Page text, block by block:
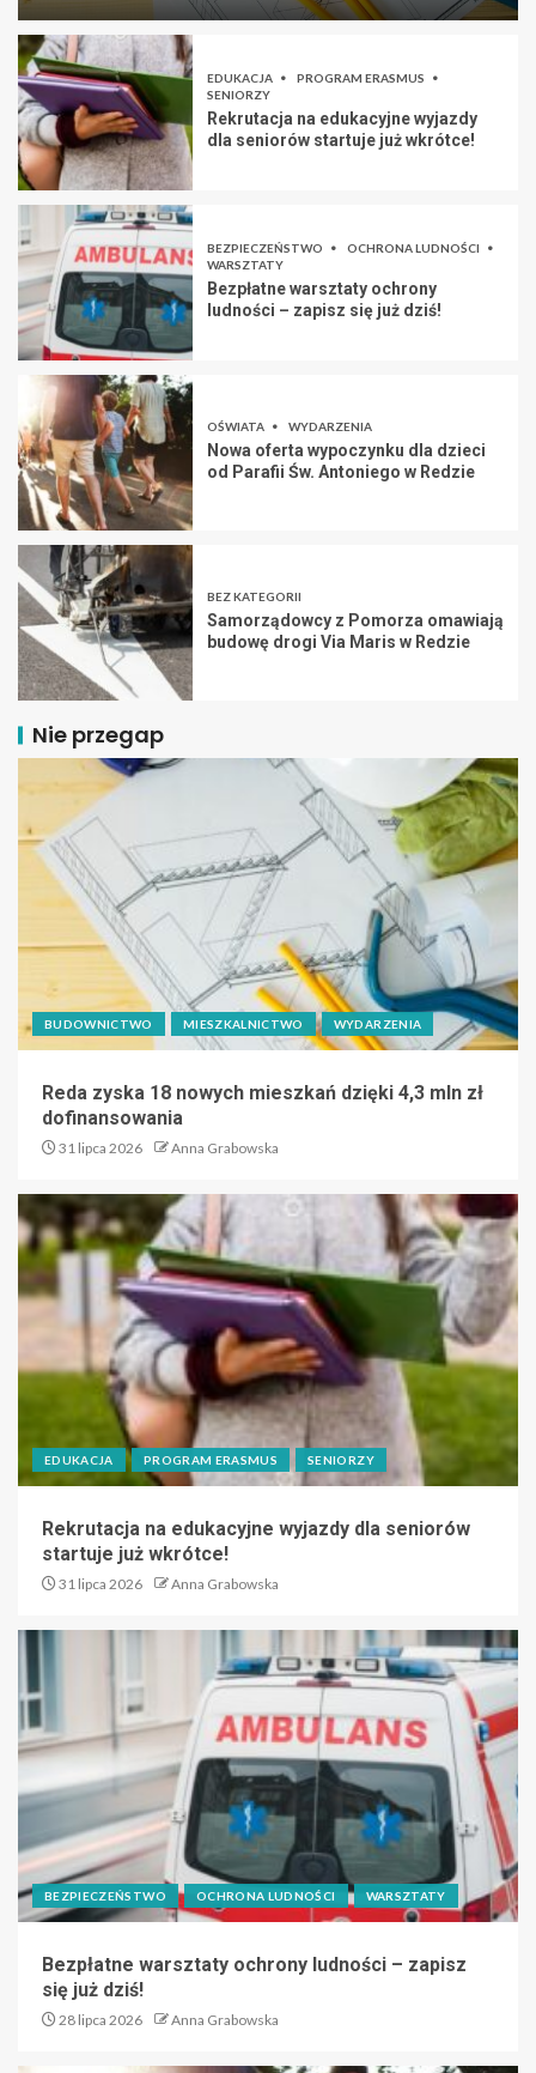
EDUKACJA
PROGRAM ERASMUS
SENIORZY
Rekrutacja na edukacyjne wyjazdy
dla seniorów startuje już wkrótce!
BEZPIECZEŃSTWO
OCHRONA LUDNOŚCI
WARSZTATY
Bezpłatne warsztaty ochrony
ludności – zapisz się już dziś!
OŚWIATA WYDARZENIA
Nowa oferta wypoczynku dla dzieci
od Parafii Św. Antoniego w Redzie
BEZ KATEGORII
Samorządowcy z Pomorza omawiają
budowę drogi Via Maris w Redzie
Nie przegap
BUDOWNICTWO MIESZKALNICTWO WYDARZENIA
Reda zyska 18 nowych mieszkań dzięki 4,3 mln zł
dofinansowania
31 lipca 2026 Anna Grabowska
EDUKACJA PROGRAM ERASMUS SENIORZY
Rekrutacja na edukacyjne wyjazdy dla seniorów
startuje już wkrótce!
31 lipca 2026 Anna Grabowska
BEZPIECZEŃSTWO OCHRONA LUDNOŚCI WARSZTATY
Bezpłatne warsztaty ochrony ludności – zapisz
się już dziś!
28 lipca 2026 Anna Grabowska